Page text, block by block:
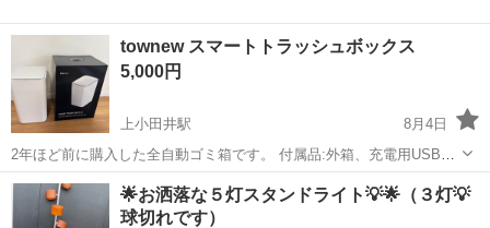
townew スマートトラッシュボックス
5,000円
上小田井駅
8月4日
2年ほど前に購入した全自動ゴミ箱です。 付属品:外箱、充電用USBコ
ード、説明書 品番 TWN1001 JAN 4580350287802 容量 15.5L 本
体重量 3.6Kg 充電時間 10時間 【購入時価格】1...
愛知 名古屋市 上小田井駅 生活家電
🌟お洒落な５灯スタンドライト💡🌟（３灯💡
球切れです）